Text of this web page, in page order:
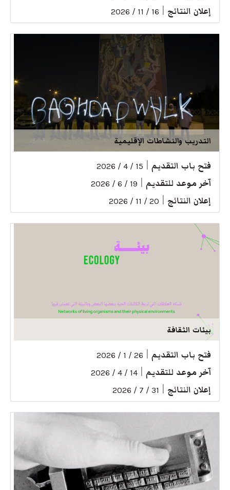
إعلان النتائج 16 / 11 / 2026
التدريب والنشاطات الإقليمية
فتح باب التقديم 15 / 4 / 2026
آخر موعد للتقديم 19 / 6 / 2026
إعلان النتائج 20 / 11 / 2026
بيئات الثقافة
فتح باب التقديم 26 / 1 / 2026
آخر موعد للتقديم 14 / 4 / 2026
إعلان النتائج 31 / 7 / 2026